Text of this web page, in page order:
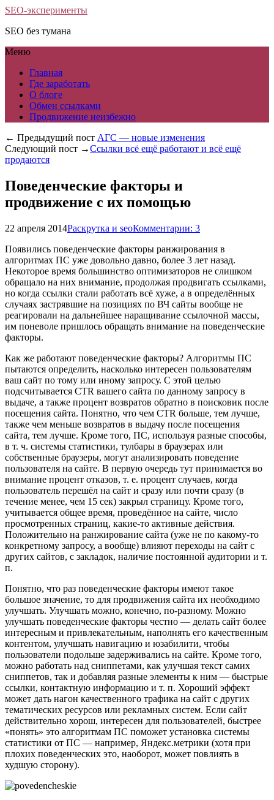
SEO-эксперименты
SEO без тумана
Меню
Главная
Где заработать
О блоге
Обмен ссылками
Продвижение неизбежно
← Предыдущий пост АГС — новые изменения
Следующий пост →Ссылки всё ещё работают и всё ещё
продаются
Поведенческие факторы и
продвижение с их помощью
22 апреля 2014Раскрутка и seoКомментарии: 3
Появились поведенческие факторы ранжирования в
алгоритмах ПС уже довольно давно, более 3 лет назад.
Некоторое время большинство оптимизаторов не слишком
обращало на них внимание, продолжая продвигать ссылками,
но когда ссылки стали работать всё хуже, а в определённых
случаях застрявшие на позициях по ВЧ сайты вообще не
реагировали на дальнейшее наращивание ссылочной массы,
им поневоле пришлось обращать внимание на поведенческие
факторы.
Как же работают поведенческие факторы? Алгоритмы ПС
пытаются определить, насколько интересен пользователям
ваш сайт по тому или иному запросу. С этой целью
подсчитывается CTR вашего сайта по данному запросу в
выдаче, а также процент возвратов обратно в поисковик после
посещения сайта. Понятно, что чем CTR больше, тем лучше,
также чем меньше возвратов в выдачу после посещения
сайта, тем лучше. Кроме того, ПС, используя разные способы,
в т. ч. системы статистики, тулбары в браузерах или
собственные браузеры, могут анализировать поведение
пользователя на сайте. В первую очередь тут принимается во
внимание процент отказов, т. е. процент случаев, когда
пользователь перешёл на сайт и сразу или почти сразу (в
течение менее, чем 15 сек) закрыл страницу. Кроме того,
учитывается общее время, проведённое на сайте, число
просмотренных страниц, какие-то активные действия.
Положительно на ранжирование сайта (уже не по какому-то
конкретному запросу, а вообще) влияют переходы на сайт с
других сайтов, с закладок, наличие постоянной аудитории и т.
п.
Понятно, что раз поведенческие факторы имеют такое
большое значение, то для продвижения сайта их необходимо
улучшать. Улучшать можно, конечно, по-разному. Можно
улучшать поведенческие факторы честно — делать сайт более
интересным и привлекательным, наполнять его качественным
контентом, улучшать навигацию и юзабилити, чтобы
пользователи подольше задерживались на сайте. Кроме того,
можно работать над сниппетами, как улучшая текст самих
сниппетов, так и добавляя разные элементы к ним — быстрые
ссылки, контактную информацию и т. п. Хороший эффект
может дать нагон качественного трафика на сайт с других
тематических ресурсов или рекламных систем. Если сайт
действительно хорош, интересен для пользователей, быстрее
«понять» это алгоритмам ПС поможет установка системы
статистики от ПС — например, Яндекс.метрики (хотя при
плохих поведенческих это, наоборот, может повлиять в
худшую сторону).